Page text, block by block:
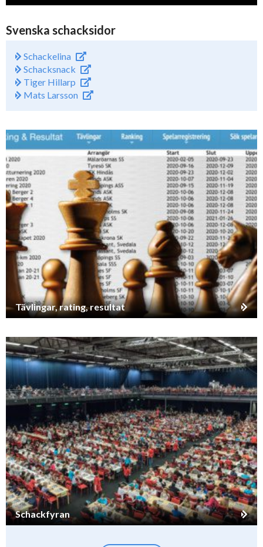
Svenska schacksidor
Schackelina
Schacksnack
Tiger Hillarp
Mats Larsson
Tävlingar, rating, resultat
Schackfyran